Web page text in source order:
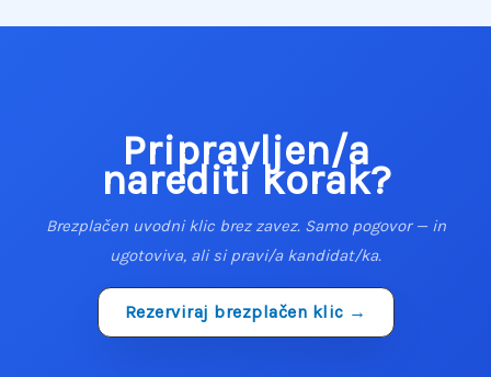
Pripravljen/a
narediti korak?
Brezplačen uvodni klic brez zavez. Samo pogovor — in
ugotoviva, ali si pravi/a kandidat/ka.
Rezerviraj brezplačen klic →